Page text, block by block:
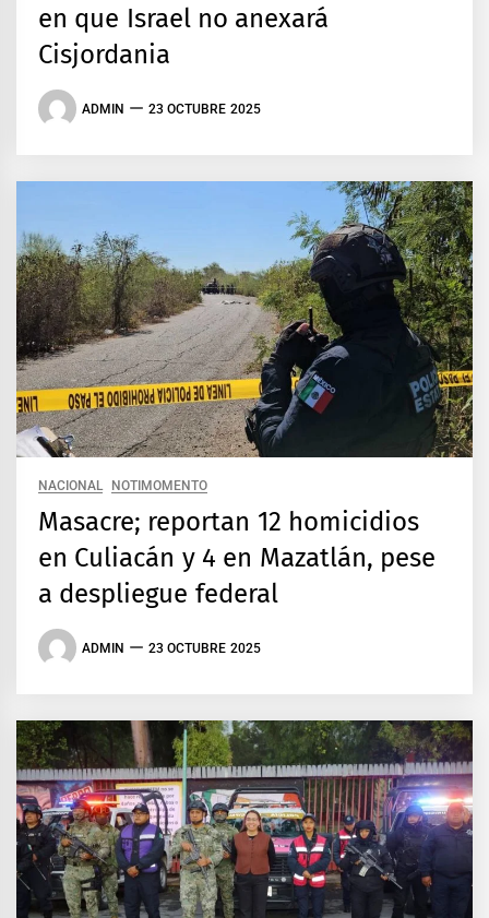
en que Israel no anexará
Cisjordania
ADMIN 23 OCTUBRE 2025
NACIONAL NOTIMOMENTO
Masacre; reportan 12 homicidios
en Culiacán y 4 en Mazatlán, pese
a despliegue federal
ADMIN 23 OCTUBRE 2025